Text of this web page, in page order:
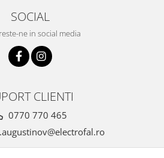
SOCIAL
ne in social media
CLIENTI
0770 770 465